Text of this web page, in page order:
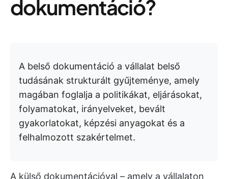
dokumentáció?
A belső dokumentáció a vállalat belső
tudásának strukturált gyűjteménye, amely
magában foglalja a politikákat, eljárásokat,
folyamatokat, irányelveket, bevált
gyakorlatokat, képzési anyagokat és a
felhalmozott szakértelmet.
A külső dokumentációval – amely a vállalaton